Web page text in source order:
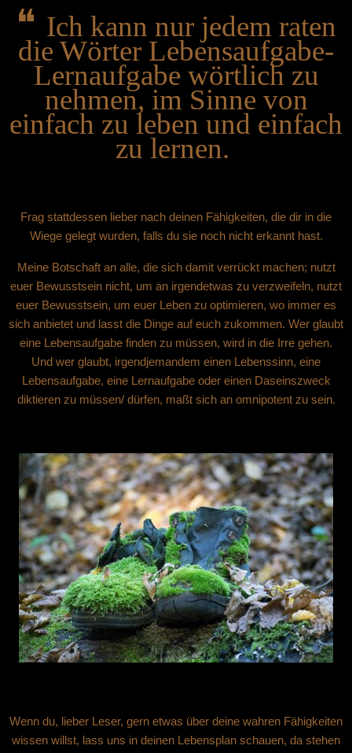
❝ Ich kann nur jedem raten
die Wörter Lebensaufgabe-
Lernaufgabe wörtlich zu
nehmen, im Sinne von
einfach zu leben und einfach
zu lernen.
Frag stattdessen lieber nach deinen Fähigkeiten, die dir in die
Wiege gelegt wurden, falls du sie noch nicht erkannt hast.
Meine Botschaft an alle, die sich damit verrückt machen; nutzt
euer Bewusstsein nicht, um an irgendetwas zu verzweifeln, nutzt
euer Bewusstsein, um euer Leben zu optimieren, wo immer es
sich anbietet und lasst die Dinge auf euch zukommen. Wer glaubt
eine Lebensaufgabe finden zu müssen, wird in die Irre gehen.
Und wer glaubt, irgendjemandem einen Lebenssinn, eine
Lebensaufgabe, eine Lernaufgabe oder einen Daseinszweck
diktieren zu müssen/ dürfen, maßt sich an omnipotent zu sein.
Wenn du, lieber Leser, gern etwas über deine wahren Fähigkeiten
wissen willst, lass uns in deinen Lebensplan schauen, da stehen